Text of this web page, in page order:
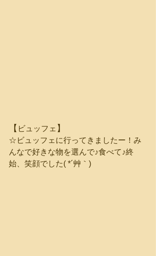
【 ビュッフェ 】
☆ビュッフェに行ってきましたー！み
んなで好きな物を選んで♪食べて♪終
始、笑顔でした( *´艸｀)